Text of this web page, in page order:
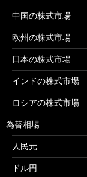
中国の株式市場
欧州の株式市場
日本の株式市場
インドの株式市場
ロシアの株式市場
為替相場
人民元
ドル円